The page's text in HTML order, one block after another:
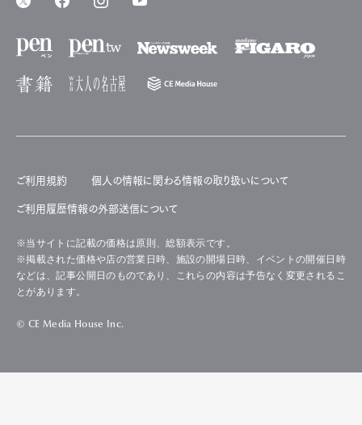
ご利用規約 個人の情報に関わる情報の取り扱いについて
ご利用履歴情報の外部送信について
※当サイトに記載の価格は原則、総額表示です。
※掲載された価格や店の営業日時、施設の開場日時、イベントの開催日時
などは、記事公開日のものであり、これらの内容は予告なく変更されるこ
とがあります。
© CE Media House Inc.